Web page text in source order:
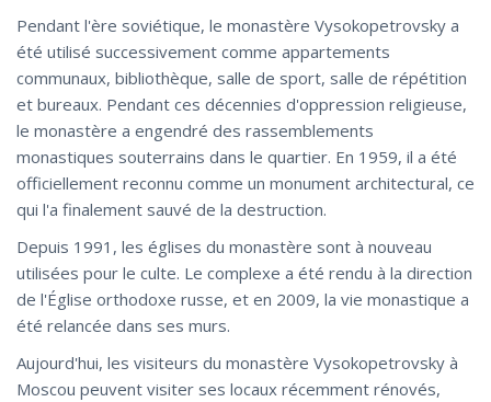
Pendant l'ère soviétique, le monastère Vysokopetrovsky a
été utilisé successivement comme appartements
communaux, bibliothèque, salle de sport, salle de répétition
et bureaux. Pendant ces décennies d'oppression religieuse,
le monastère a engendré des rassemblements
monastiques souterrains dans le quartier. En 1959, il a été
officiellement reconnu comme un monument architectural, ce
qui l'a finalement sauvé de la destruction.
Depuis 1991, les églises du monastère sont à nouveau
utilisées pour le culte. Le complexe a été rendu à la direction
de l'Église orthodoxe russe, et en 2009, la vie monastique a
été relancée dans ses murs.
Aujourd'hui, les visiteurs du monastère Vysokopetrovsky à
Moscou peuvent visiter ses locaux récemment rénovés,